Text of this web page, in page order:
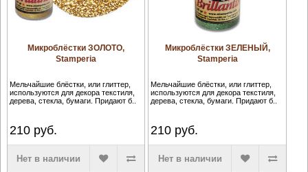
Микроблёстки ЗОЛОТО,
Stamperia
Мельчайшие блёстки, или глиттер,
используются для декора текстиля,
дерева, стекла, бумаги. Придают б..
210руб.
Нет в наличии
Микроблёстки ЗЕЛЕНЫЙ,
Stamperia
Мельчайшие блёстки, или глиттер,
используются для декора текстиля,
дерева, стекла, бумаги. Придают б..
210 руб.
Нет в наличии